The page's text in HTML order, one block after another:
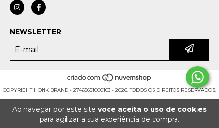
Ao navegar por este site você aceita o uso de cookies
para agilizar a sua experiência de compra.
NEWSLETTER
COPYRIGHT HONK BRAND - 27465651000103 - 2026. TODOS OS DIREITOS RESERVADOS.